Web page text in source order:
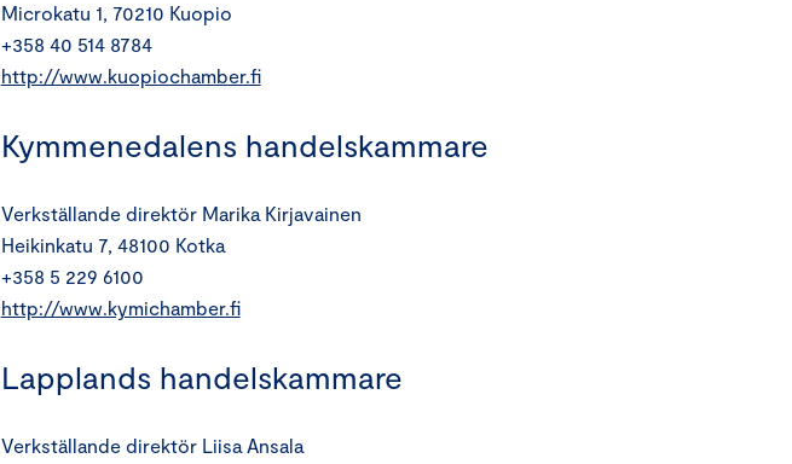
Microkatu 1, 70210 Kuopio
+358 40 514 8784
http://www.kuopiochamber.fi
Kymmenedalens handelskammare
Verkställande direktör Marika Kirjavainen
Heikinkatu 7, 48100 Kotka
+358 5 229 6100
http://www.kymichamber.fi
Lapplands handelskammare
Verkställande direktör Liisa Ansala